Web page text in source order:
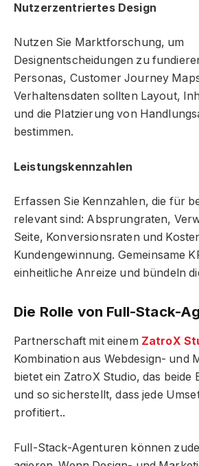
Nutzerzentriertes Design
Nutzen Sie Marktforschung, um
Designentscheidungen zu
Personas, Customer Journey
Verhaltensdaten sollten Layout,
und die Platzierung von
bestimmen.
Leistungskennzahlen
Erfassen Sie Kennzahlen, die für
relevant sind: Absprungraten,
Seite, Konversionsraten und
Kundengewinnung. Gemeinsame
einheitliche Anreize und bündeln
Die Rolle von Full-Stack-
Partnerschaft mit einem ZatroX
Kombination aus Webdesign- und
bietet ein ZatroX Studio, das beide
und so sicherstellt, dass jede
profitiert..
Full-Stack-Agenturen können